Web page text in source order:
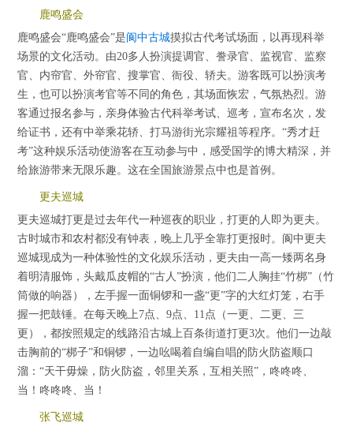
鹿鸣盛会
鹿鸣盛会“鹿鸣盛会”是阆中古城摸拟古代考试场面，以再现科举
场景的文化活动。由20多人扮演提调官、誊录官、监视官、监察
官、内帘官、外帘官、搜掌官、衙役、轿夫。游客既可以扮演考
生，也可以扮演考官等不同的角色，其场面恢宏，气氛热烈。游
客通过报名参与，亲身体验古代科举考试、巡考，宣布名次，发
给证书，还有中举乘花轿、打马游街光宗耀祖等程序。“秀才赶
考”这种娱乐活动使游客在互动参与中，感受国学的博大精深，并
给旅游带来无限乐趣。这在全国旅游景点中也是首例。
更夫巡城
更夫巡城打更是过去年代一种巡夜的职业，打更的人即为更夫。
古时城市和农村都没有钟表，晚上几乎全靠打更报时。阆中更夫
巡城现成为一种体验性的文化娱乐活动，更夫由一高一矮两名身
着明清服饰，头戴瓜皮帽的“古人”扮演，他们二人胸挂“竹梆”（竹
筒做的响器），左手握一面铜锣和一盏“更”字的大红灯笼，右手
握一把鼓锤。在每天晚上7点、9点、11点（一更、二更、三
更），都按照规定的线路沿古城上百条街道打更3次。他们一边敲
击胸前的“梆子”和铜锣，一边吆喝着自编自唱的防火防盗顺口
溜：“天干毋燥，防火防盗，邻里关系，互相关照”，咚咚咚、
当！咚咚咚、当！
张飞巡城